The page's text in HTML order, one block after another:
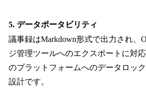
5. データポータビリティ
議事録はMarkdown形式で出力され、
ジ管理ツールへのエクスポートに対
のプラットフォームへのデータロッ
設計です。